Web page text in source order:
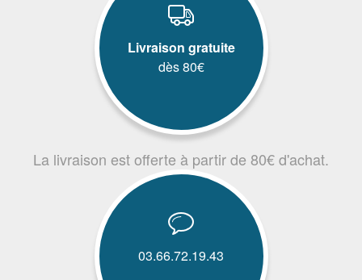
Livraison gratuite
dès 80€
La livraison est offerte à partir de 80€ d'achat.
03.66.72.19.43